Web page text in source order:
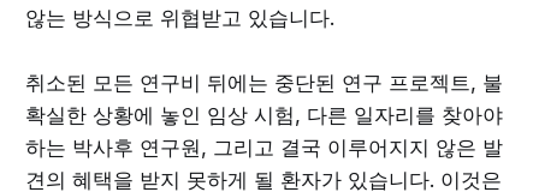
않는 방식으로 위협받고 있습니다.
취소된 모든 연구비 뒤에는 중단된 연구 프로젝트, 불
확실한 상황에 놓인 임상 시험, 다른 일자리를 찾아야
하는 박사후 연구원, 그리고 결국 이루어지지 않은 발
견의 혜택을 받지 못하게 될 환자가 있습니다. 이것은